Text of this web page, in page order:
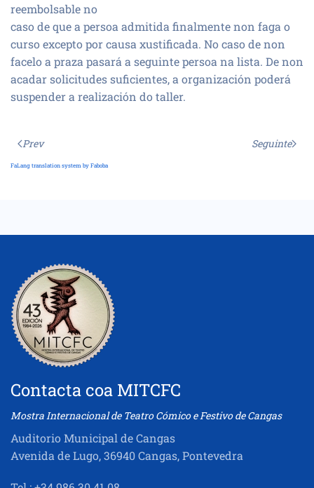
reembolsable no
caso de que a persoa admitida finalmente non faga o
curso excepto por causa xustificada. No caso de non
facelo a praza pasará a seguinte persoa na lista. De non
acadar solicitudes suficientes, a organización poderá
suspender a realización do taller.
Prev Seguinte
FaLang translation system by Faboba
Contacta coa MITCFC
Mostra Internacional de Teatro Cómico e Festivo de Cangas
Auditorio Municipal de Cangas
Avenida de Lugo, 36940 Cangas, Pontevedra